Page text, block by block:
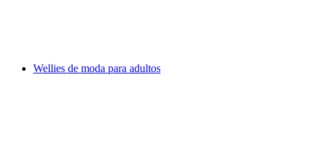
Wellies de moda para adultos